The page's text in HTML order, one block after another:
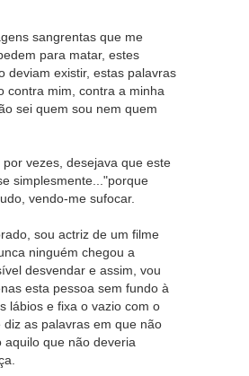
sangrentas que me
para matar, estes
deviam existir, estas palavras
contra mim, contra a minha
sei quem sou nem quem
vezes, desejava que este
simplesmente..."porque
vendo-me sufocar.
sou actriz de um filme
ninguém chegou a
desvendar e assim, vou
esta pessoa sem fundo à
lábios e fixa o vazio com o
as palavras em que não
que não deveria